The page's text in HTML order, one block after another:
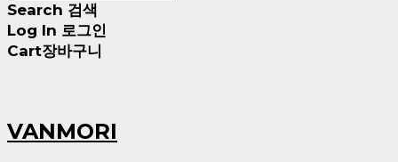
Search 검색
Log In 로그인
Cart장바구니
VANMORI